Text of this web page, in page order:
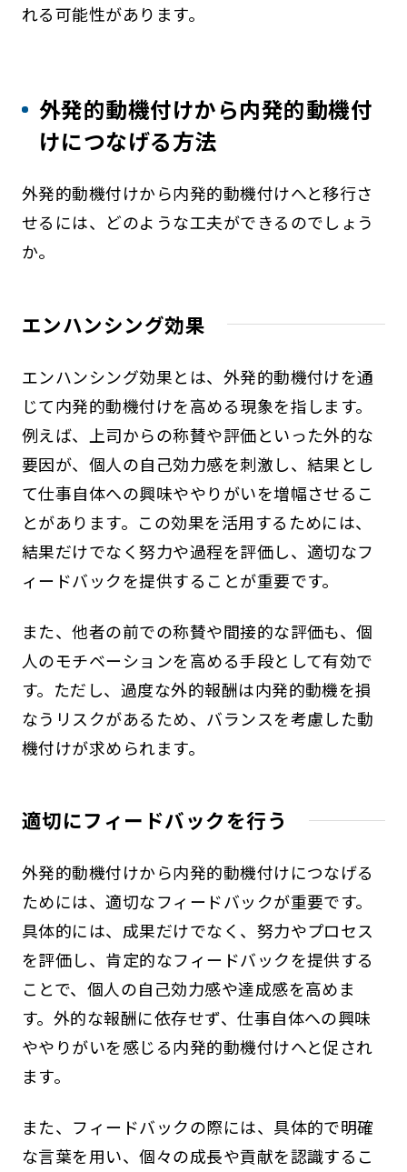
れる可能性があります。
外発的動機付けから内発的動機付
けにつなげる方法
外発的動機付けから内発的動機付けへと移行さ
せるには、どのような工夫ができるのでしょう
か。
エンハンシング効果
エンハンシング効果とは、外発的動機付けを通
じて内発的動機付けを高める現象を指します。
例えば、上司からの称賛や評価といった外的な
要因が、個人の自己効力感を刺激し、結果とし
て仕事自体への興味ややりがいを増幅させるこ
とがあります。この効果を活用するためには、
結果だけでなく努力や過程を評価し、適切なフ
ィードバックを提供することが重要です。
また、他者の前での称賛や間接的な評価も、個
人のモチベーションを高める手段として有効で
す。ただし、過度な外的報酬は内発的動機を損
なうリスクがあるため、バランスを考慮した動
機付けが求められます。
適切にフィードバックを行う
外発的動機付けから内発的動機付けにつなげる
ためには、適切なフィードバックが重要です。
具体的には、成果だけでなく、努力やプロセス
を評価し、肯定的なフィードバックを提供する
ことで、個人の自己効力感や達成感を高めま
す。外的な報酬に依存せず、仕事自体への興味
ややりがいを感じる内発的動機付けへと促され
ます。
また、フィードバックの際には、具体的で明確
な言葉を用い、個々の成長や貢献を認識するこ